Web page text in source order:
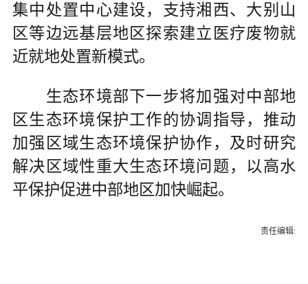
集中处置中心建设，支持湘西、大别山
区等边远基层地区探索建立医疗废物就
近就地处置新模式。
生态环境部下一步将加强对中部地
区生态环境保护工作的协调指导，推动
加强区域生态环境保护协作，及时研究
解决区域性重大生态环境问题，以高水
平保护促进中部地区加快崛起。
责任编辑: